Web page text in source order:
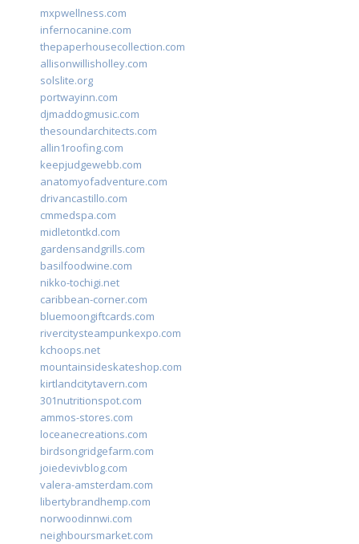
mxpwellness.com
infernocanine.com
thepaperhousecollection.com
allisonwillisholley.com
solslite.org
portwayinn.com
djmaddogmusic.com
thesoundarchitects.com
allin1roofing.com
keepjudgewebb.com
anatomyofadventure.com
drivancastillo.com
cmmedspa.com
midletontkd.com
gardensandgrills.com
basilfoodwine.com
nikko-tochigi.net
caribbean-corner.com
bluemoongiftcards.com
rivercitysteampunkexpo.com
kchoops.net
mountainsideskateshop.com
kirtlandcitytavern.com
301nutritionspot.com
ammos-stores.com
loceanecreations.com
birdsongridgefarm.com
joiedevivblog.com
valera-amsterdam.com
libertybrandhemp.com
norwoodinnwi.com
neighboursmarket.com